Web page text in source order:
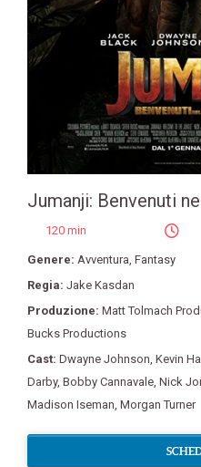
Jumanji: Benvenuti
120 min
Genere: Avventura Fantasy
Regia: Jake Kasdan
Produzione: Matt Tolmach
Bucks Productions
Cast: Dwayne Johnson Kevin
Darby, Bobby Cannavale Nick
Madison Iseman Morgan Turner